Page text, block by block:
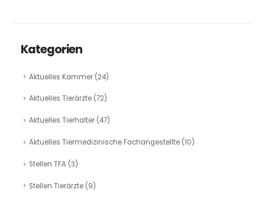
Kategorien
Aktuelles Kammer(24)
Aktuelles Tierärzte(72)
Aktuelles Tierhalter(47)
Aktuelles Tiermedizinische Fachangestellte(10)
Stellen TFA(3)
Stellen Tierärzte(9)